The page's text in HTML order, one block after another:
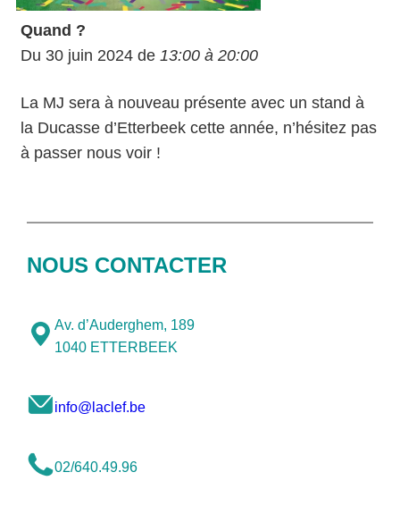
Quand ?
Du 30 juin 2024 de 13:00 à 20:00
La MJ sera à nouveau présente avec un stand à
la Ducasse d’Etterbeek cette année, n’hésitez pas
à passer nous voir !
NOUS CONTACTER
Av. d’Auderghem, 189
1040 ETTERBEEK
info@laclef.be
02/640.49.96